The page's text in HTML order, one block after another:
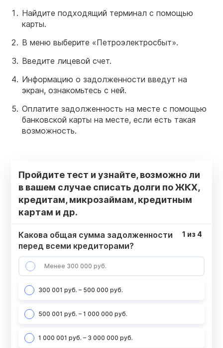
Найдите подходящий терминал с помощью
карты.
В меню выберите «Петроэлектросбыт».
Введите лицевой счет.
Информацию о задолженности введут на
экран, ознакомьтесь с ней.
Оплатите задолженность на месте с помощью
банковской карты на месте, если есть такая
возможность.
Пройдите тест и узнайте, возможно ли
в вашем случае списать долги по ЖКХ,
кредитам, микрозаймам, кредитным
картам и др.
Какова общая сумма задолженности
перед всеми кредиторами?
Менее 300 000 руб.
300 001 руб. – 500 000 руб.
500 001 руб. – 1 000 000 руб.
1 000 001 руб. – 3 000 000 руб.
1 из 4